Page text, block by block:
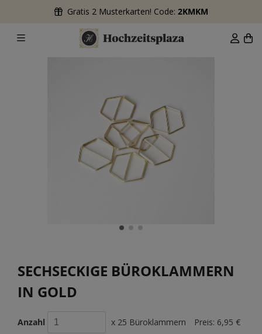
Gratis 2 Musterkarten! Code: 2KMKM
SECHSECKIGE BÜROKLAMMERN
IN GOLD
Anzahl x 25 Büroklammern Preis: 6,95 €